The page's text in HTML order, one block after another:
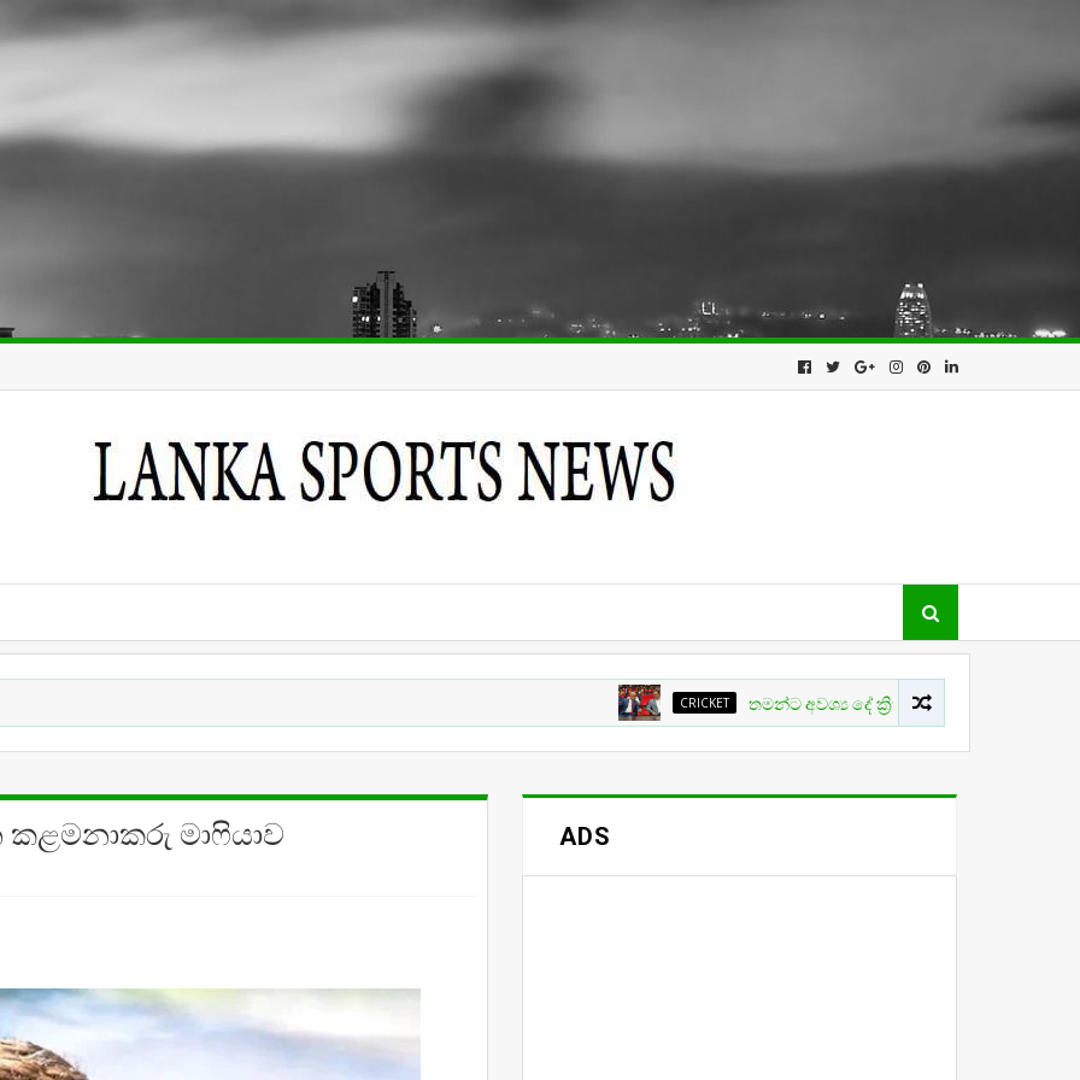
CRICKET තමන්ට අවශ්‍ය දේ ක්‍රිකට් වල සිදු නොවීම ගැන ක්‍රීඩා
මාෆියාව ADS